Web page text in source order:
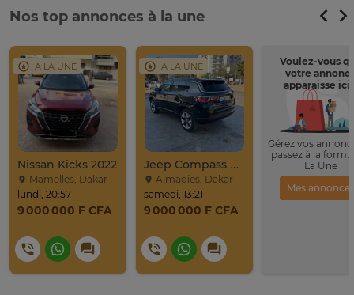
Nos top annonces à la une
A LA UNE
Nissan Kicks 2022
Mamelles, Dakar
lundi, 20:57
9 000 000 F CFA
A LA UNE
Jeep Compass SUV Noir Essence Automatique
Almadies, Dakar
samedi, 13:21
9 000 000 F CFA
Voulez-vous
votre
apparaisse ici
Gérez vos
passez à la
La Une
Mes annonces